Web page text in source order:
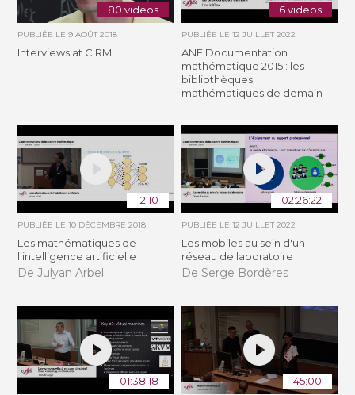
80 videos
PUBLIÉE LE9 AOÛT 2018
Interviews at CIRM
6 videos
PUBLIÉE LE 12 JUILLET 2022
ANF Documentation
mathématique 2015 : les
bibliothèques
mathématiques de demain
12:10
PUBLIÉE LE10 DÉCEMBRE 2018
Les mathématiques de
l'intelligence artificielle
De Julyan Arbel
02:26:22
PUBLIÉE LE 12 JUILLET 2022
Les mobiles au sein d'un
réseau de laboratoire
De Serge Bordères
01:38:18 45:00